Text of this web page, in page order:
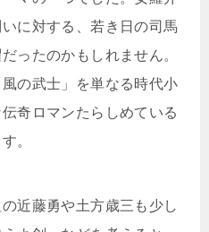
に対する、若き日の司馬
ったのかもしれません。
の武士」を単なる時代小
奇ロマンたらしめている
。
近藤勇や土方歳三も少し